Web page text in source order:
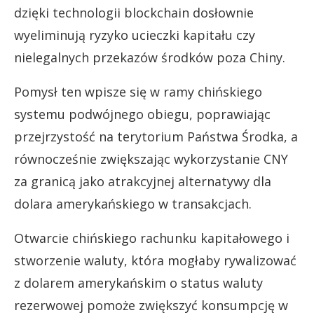
dzięki technologii blockchain dosłownie
wyeliminują ryzyko ucieczki kapitału czy
nielegalnych przekazów środków poza Chiny.
Pomysł ten wpisze się w ramy chińskiego
systemu podwójnego obiegu, poprawiając
przejrzystość na terytorium Państwa Środka, a
równocześnie zwiększając wykorzystanie CNY
za granicą jako atrakcyjnej alternatywy dla
dolara amerykańskiego w transakcjach.
Otwarcie chińskiego rachunku kapitałowego i
stworzenie waluty, która mogłaby rywalizować
z dolarem amerykańskim o status waluty
rezerwowej pomoże zwiększyć konsumpcję w